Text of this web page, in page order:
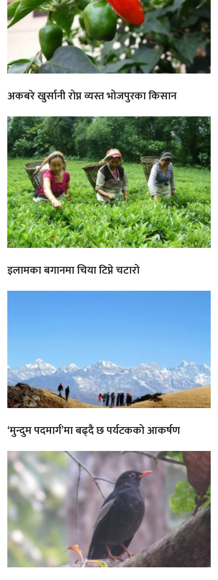
अकबरे खुर्सानी रोप्न व्यस्त भोजपुरका किसान
इलामका बगानमा चिया टिप्ने चटारो
‘मुन्दुम पदमार्ग’मा बढ्दै छ पर्यटकको आकर्षण